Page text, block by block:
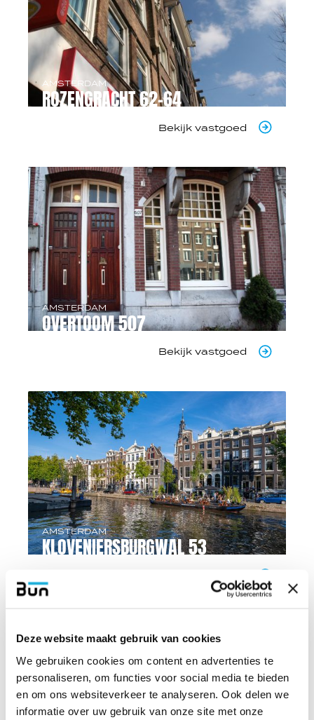
Deze website maakt gebruik van cookies
We gebruiken cookies om content en advertenties te
personaliseren, om functies voor social media te bieden
en om ons websiteverkeer te analyseren. Ook delen we
informatie over uw gebruik van onze site met onze
AMSTERDAM
ROZENGRACHT 62-64
Bekijk vastgoed
AMSTERDAM
OVERTOOM 507
Bekijk vastgoed
AMSTERDAM
KLOVENIERSBURGWAL 53